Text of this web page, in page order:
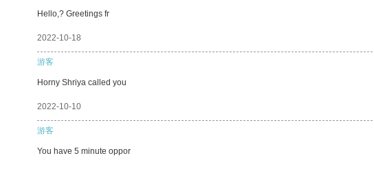
Hello,? Greetings fr
2022-10-18
游客
Horny Shriya called you
2022-10-10
游客
You have 5 minute oppor